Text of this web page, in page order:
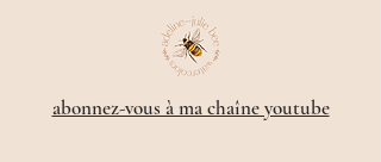
​abonnez-vous à ma chaîne youtube